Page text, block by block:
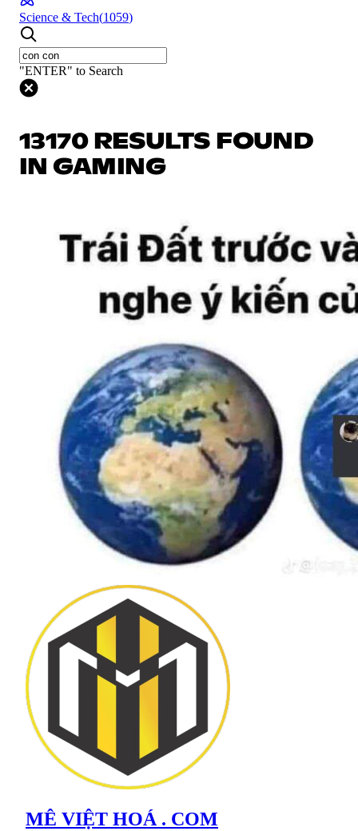
Science & Tech(1059)
"ENTER" to Search
13170 RESULTS FOUND
IN GAMING
MÊ VIỆT HOÁ . COM